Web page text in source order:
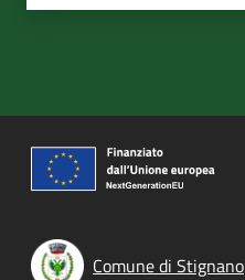
Comune di Stignano